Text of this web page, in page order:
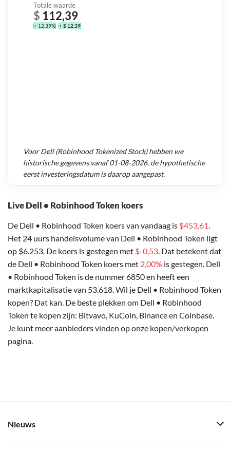
Live Dell • Robinhood Token koers
De Dell • Robinhood Token koers van vandaag is $453,61.
Het 24 uurs handelsvolume van Dell • Robinhood Token ligt
op $6.253. De koers is gestegen met $-0,53. Dat betekent dat
de Dell • Robinhood Token koers met 2,00% is gestegen. Dell
• Robinhood Token is de nummer 6850 en heeft een
marktkapitalisatie van 53.618. Wil je Dell • Robinhood Token
kopen? Dat kan. De beste plekken om Dell • Robinhood
Token te kopen zijn: Bitvavo, KuCoin, Binance en Coinbase.
Je kunt meer aanbieders vinden op onze kopen/verkopen
pagina.
Totale waarde
$ 112,39
+ 12,39% + $ 12,39
VoorDell (Robinhood Tokenized Stock)hebben we
historische gegevens vanaf01-08-2026, de hypothetische
eerst investeringsdatum is daarop aangepast.
Nieuws